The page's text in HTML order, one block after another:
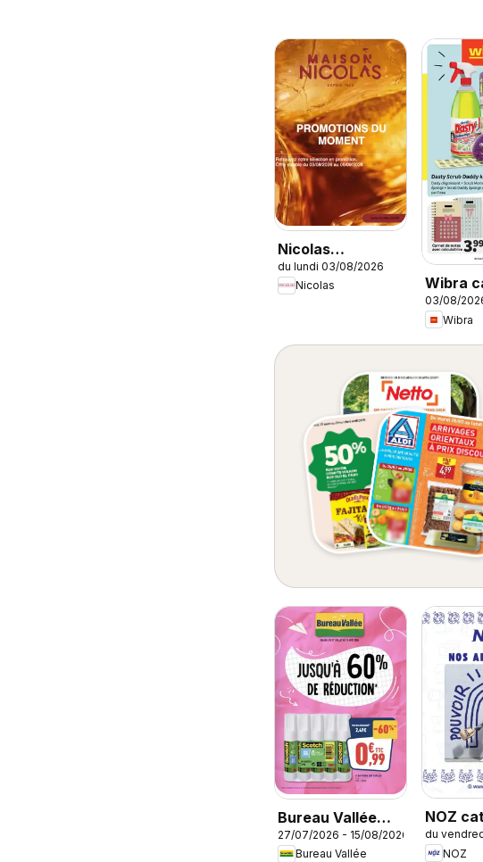
Nicolas
catalogue
du lundi 03/08/2026
Nicolas
Wibra
03/08/
Wibra
Bureau Vallée
catalogue
27/07/2026 - 15/08/2026
Bureau Vallée
NOZ
du
NOZ